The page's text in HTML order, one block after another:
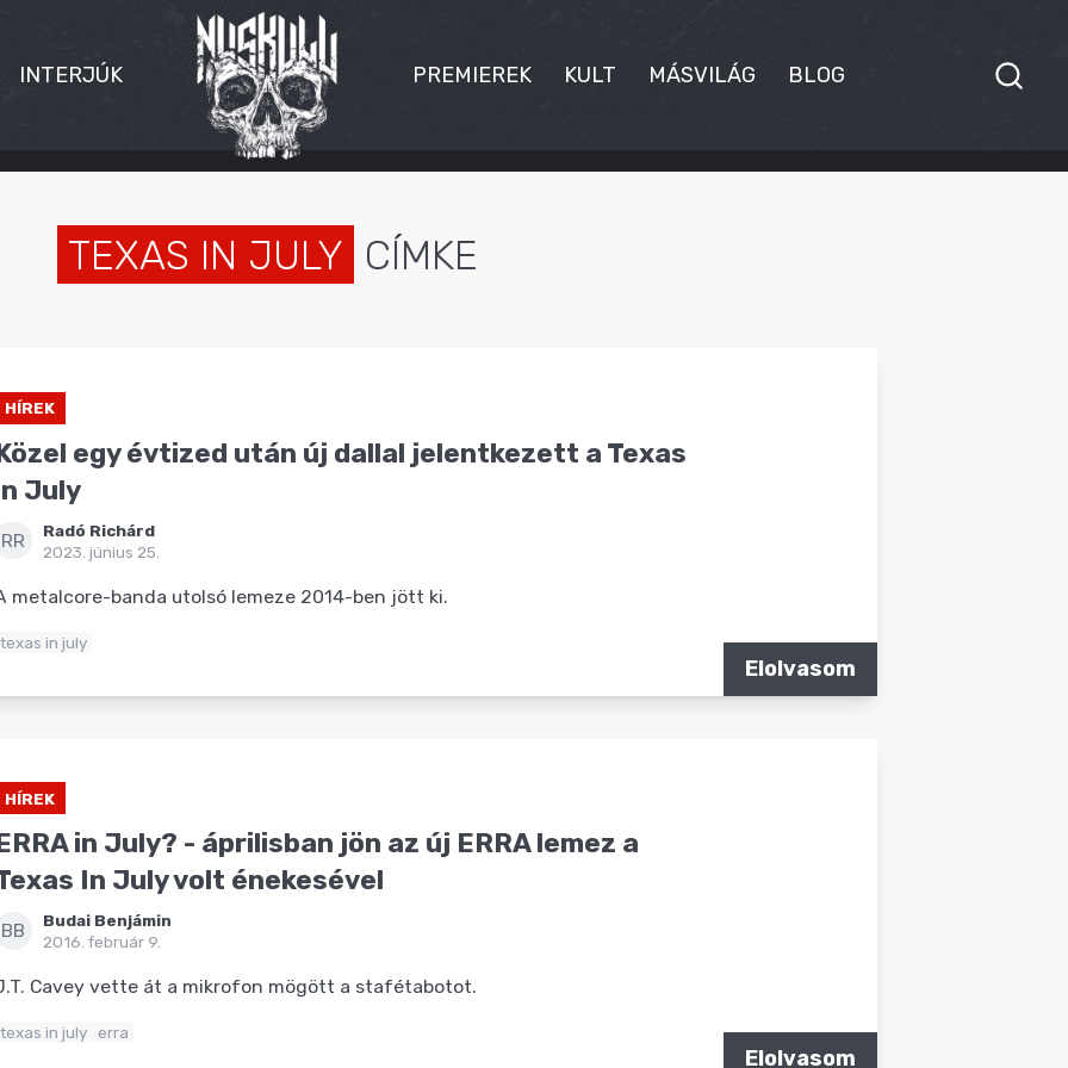
INTERJÚK PREMIEREK KULT MÁSVILÁG BLOG
TEXAS IN JULY CÍMKE
HÍREK
egy évtized után új dallal jelentkezett a Texas
July
RR
Radó Richárd
2023. június 25.
metalcore-banda utolsó lemeze 2014-ben jött ki.
texas in july
Elolvasom
HÍREK
in July? - áprilisban jön az új ERRA lemez a
In July volt énekesével
BB
Budai Benjámin
2016. február 9.
Cavey vette át a mikrofon mögött a stafétabotot.
texas in july erra
Elolvasom